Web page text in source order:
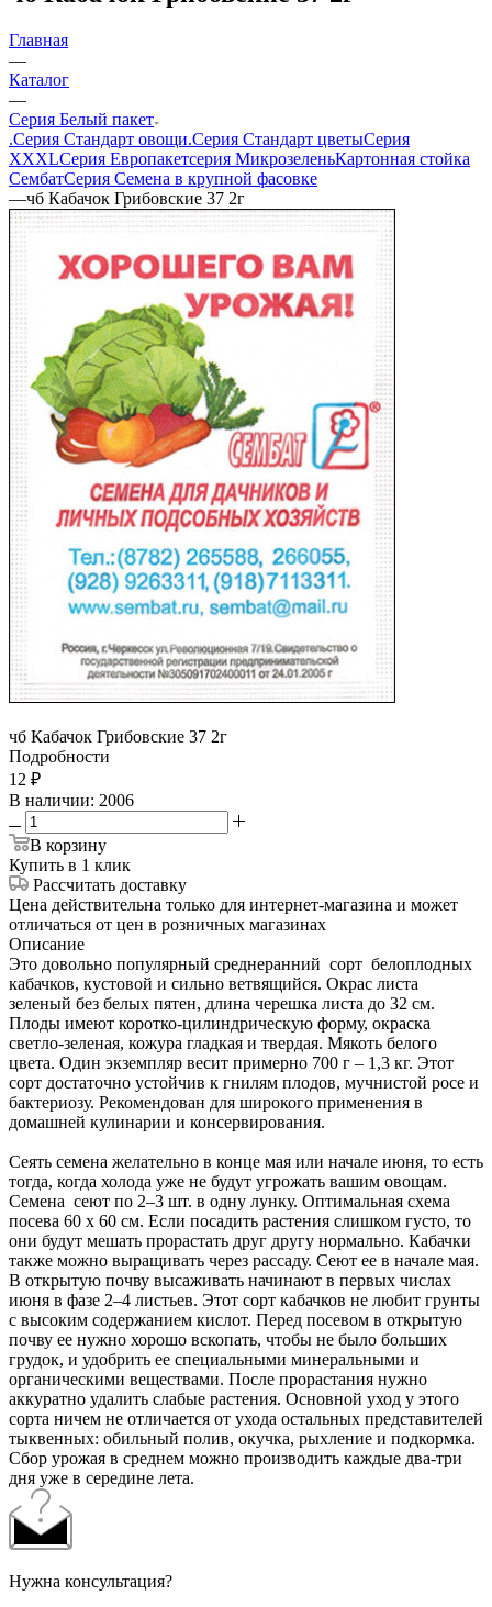
Главная
—
Каталог
—
Серия Белый пакет
.Серия Стандарт овощи.Серия Стандарт цветыСерия
XXXLСерия Европакетсерия МикрозеленьКартонная стойка
СембатСерия Семена в крупной фасовке
—чб Кабачок Грибовские 37 2г
чб Кабачок Грибовские 37 2г
Подробности
12 ₽
В наличии: 2006
В корзину
Купить в 1 клик
Рассчитать доставку
Цена действительна только для интернет-магазина и может
отличаться от цен в розничных магазинах
Описание
Это довольно популярный среднеранний сорт белоплодных
кабачков, кустовой и сильно ветвящийся. Окрас листа
зеленый без белых пятен, длина черешка листа до 32 см.
Плоды имеют коротко-цилиндрическую форму, окраска
светло-зеленая, кожура гладкая и твердая. Мякоть белого
цвета. Один экземпляр весит примерно 700 г – 1,3 кг. Этот
сорт достаточно устойчив к гнилям плодов, мучнистой росе и
бактериозу. Рекомендован для широкого применения в
домашней кулинарии и консервирования.
Сеять семена желательно в конце мая или начале июня, то есть
тогда, когда холода уже не будут угрожать вашим овощам.
Семена сеют по 2–3 шт. в одну лунку. Оптимальная схема
посева 60 x 60 см. Если посадить растения слишком густо, то
они будут мешать прорастать друг другу нормально. Кабачки
также можно выращивать через рассаду. Сеют ее в начале мая.
В открытую почву высаживать начинают в первых числах
июня в фазе 2–4 листьев. Этот сорт кабачков не любит грунты
с высоким содержанием кислот. Перед посевом в открытую
почву ее нужно хорошо вскопать, чтобы не было больших
грудок, и удобрить ее специальными минеральными и
органическими веществами. После прорастания нужно
аккуратно удалить слабые растения. Основной уход у этого
сорта ничем не отличается от ухода остальных представителей
тыквенных: обильный полив, окучка, рыхление и подкормка.
Сбор урожая в среднем можно производить каждые два-три
дня уже в середине лета.
Нужна консультация?